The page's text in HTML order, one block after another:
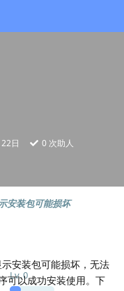
日 0 次助人
安装包可能损坏
Lv.0
安装包可能损坏，无法
可以成功安装使用。下